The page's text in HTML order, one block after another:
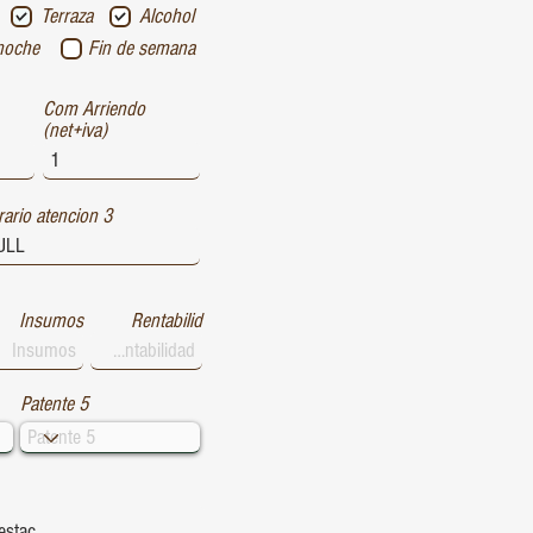
Alcohol
Terraza
Fin de semana
Com Arriendo
(net+iva)
atencion 3
Insumos Rentabilid
Patente 5